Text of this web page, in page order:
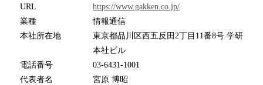
URL
https://www.gakken.co.jp/
業種
情報通信
本社所在地
東京都品川区西五反田2丁目11番8号 学研
本社ビル
電話番号
03-6431-1001
代表者名
宮原 博昭